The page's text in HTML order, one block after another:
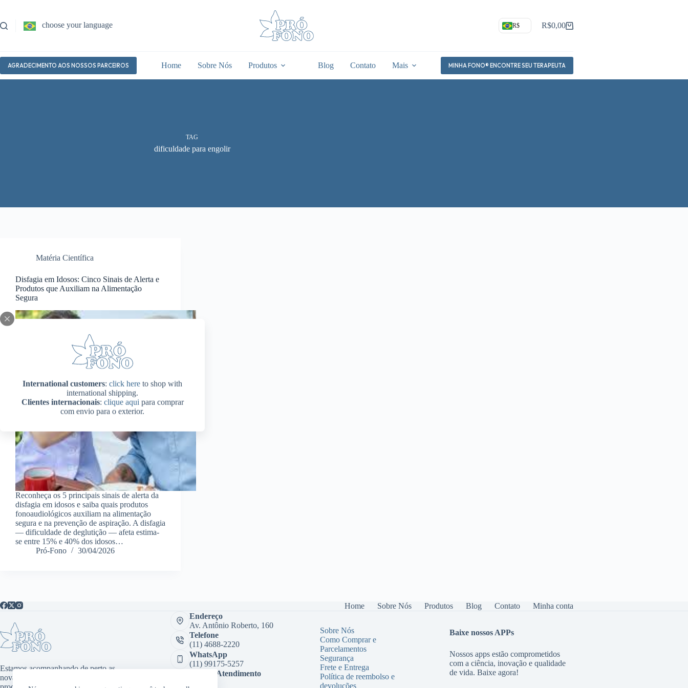
o
conteúdo
International customers: click here to shop with
international shipping.
Clientes internacionais: clique aqui para comprar
com envio para o exterior.
choose your language R$ Carrinho
R$0,00
AGRADECIMENTO AOS NOSSOS PARCEIROS Home Sobre Nós Produtos Blog Contato Mais MINHA FONO® ENCONTRE SEU TERAPEUTA
TAG
dificuldade para engolir
Matéria Científica
Disfagia em Idosos: Cinco Sinais de Alerta e
Produtos que Auxiliam na Alimentação
Segura
Reconheça os 5 principais sinais de alerta da
disfagia em idosos e saiba quais produtos
fonoaudiológicos auxiliam na alimentação
segura e na prevenção de aspiração. A disfagia
— dificuldade de deglutição — afeta estima-
se entre 15% e 40% dos idosos…
Pró-Fono
30/04/2026
Home Sobre Nós Produtos Blog Contato Minha conta
Estamos acompanhando de perto as
novas tecnologias, desenvolvendo
Endereço
Av. Antônio Roberto, 160
Telefone
(11) 4688-2220
WhatsApp
(11) 99175-5257
Sala de Atendimento
Sobre Nós
Como Comprar e
Parcelamentos
Segurança
Frete e Entrega
Política de reembolso e
devoluções
Baixe nossos APPs
Nossos apps estão comprometidos
com a ciência, inovação e qualidade
de vida. Baixe agora!